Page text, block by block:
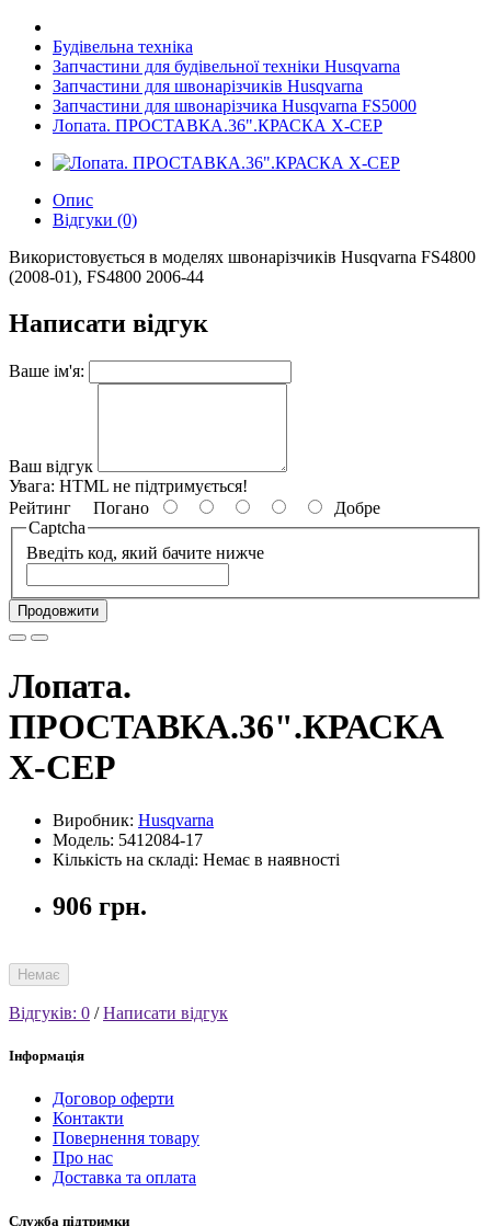
Будівельна техніка
Запчастини для будівельної техніки Husqvarna
Запчастини для швонарізчиків Husqvarna
Запчастини для швонарізчика Husqvarna FS5000
Лопата. ПРОСТАВКА.36".КРАСКА Х-СЕР
Опис
Відгуки (0)
Використовується в моделях швонарізчиків Husqvarna FS4800
(2008-01), FS4800 2006-44
Написати відгук
Ваше ім'я:
Ваш відгук
Увага: HTML не підтримується!
Рейтинг Погано
Добре
Captcha
Введіть код, який бачите нижче
Продовжити
Лопата.
ПРОСТАВКА.36".КРАСКА
Х-СЕР
Виробник: Husqvarna
Модель: 5412084-17
Кількість на складі: Немає в наявності
906 грн.
Немає
Відгуків: 0 /Написати відгук
Інформація
Договор оферти
Контакти
Повернення товару
Про нас
Доставка та оплата
Служба підтримки